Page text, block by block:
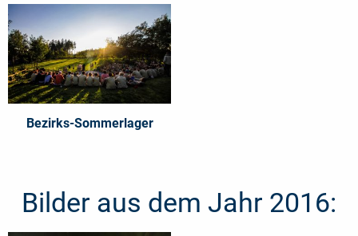
Bezirks-Sommerlager
Bilder aus dem Jahr 2016: